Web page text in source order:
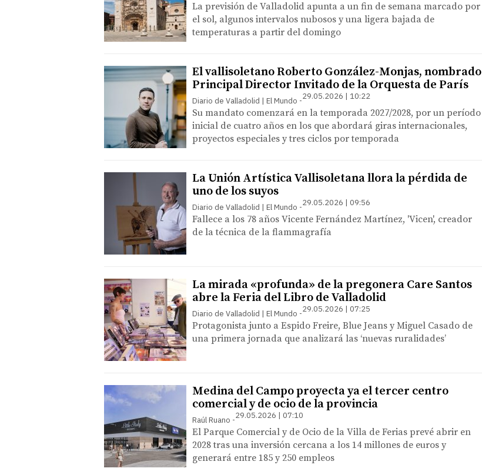
La previsión de Valladolid apunta a un fin de semana marcado por
el sol, algunos intervalos nubosos y una ligera bajada de
temperaturas a partir del domingo
El vallisoletano Roberto González-Monjas, nombrado
Principal Director Invitado de la Orquesta de París
Diario de Valladolid | El Mundo 29.05.2026 | 10:22
Su mandato comenzará en la temporada 2027/2028, por un período
inicial de cuatro años en los que abordará giras internacionales,
proyectos especiales y tres ciclos por temporada
La Unión Artística Vallisoletana llora la pérdida de
uno de los suyos
Diario de Valladolid | El Mundo 29.05.2026 | 09:56
Fallece a los 78 años Vicente Fernández Martínez, 'Vicen', creador
de la técnica de la flammagrafía
La mirada «profunda» de la pregonera Care Santos
abre la Feria del Libro de Valladolid
Diario de Valladolid | El Mundo 29.05.2026 | 07:25
Protagonista junto a Espido Freire, Blue Jeans y Miguel Casado de
una primera jornada que analizará las ‘nuevas ruralidades’
Medina del Campo proyecta ya el tercer centro
comercial y de ocio de la provincia
Raúl Ruano 29.05.2026 | 07:10
El Parque Comercial y de Ocio de la Villa de Ferias prevé abrir en
2028 tras una inversión cercana a los 14 millones de euros y
generará entre 185 y 250 empleos